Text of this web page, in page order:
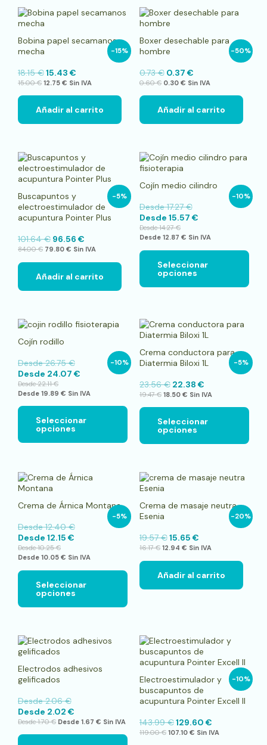
-15%
Bobina papel secamanos
mecha
18.15€15.43 €
15.00€ 12.75 € Sin IVA
Añadir al carrito
-50%
Boxer desechable para
hombre
0.73€ 0.37 €
0.60€ 0.30 € Sin IVA
Añadir al carrito
-5%
Buscapuntos y
electroestimulador de
acupuntura Pointer Plus
101.64€ 96.56 €
84.00€ 79.80 € Sin IVA
Añadir al carrito
-10%
Cojín medio cilindro
Desde17.27€
Desde 15.57 €
Desde14.27€
Desde 12.87 € Sin IVA
Seleccionar
opciones
-10%
Cojín rodillo
Desde26.75€
Desde 24.07 €
Desde22.11€
Desde 19.89 € Sin IVA
Seleccionar
opciones
Este
producto
múltiples
variantes.
opciones
pueden
la
producto
-5%
Crema conductora para
Diatermia Biloxi 1L
23.56€ 22.38 €
19.47€ 18.50 € Sin IVA
Seleccionar
opciones
la
-5%
Crema de Árnica Montana
Desde12.40€
Desde 12.15 €
Desde10.25€
Desde 10.05 € Sin IVA
Seleccionar
opciones
Este
producto
múltiples
variantes.
opciones
pueden
elegir
página
-20%
Crema de masaje neutra
Esenia
19.57€15.65 €
16.17€ 12.94 € Sin IVA
Añadir al carrito
Electrodos adhesivos
gelificados
Desde2.06€
Desde 2.02 €
Desde1.70€ Desde 1.67 € Sin IVA
Este
producto
tiene
variantes.
Las
opciones
pueden
elegir
-10%
Electroestimulador y
buscapuntos de
acupuntura Pointer Excell II
143.99€129.60 €
119.00€ 107.10 € Sin IVA